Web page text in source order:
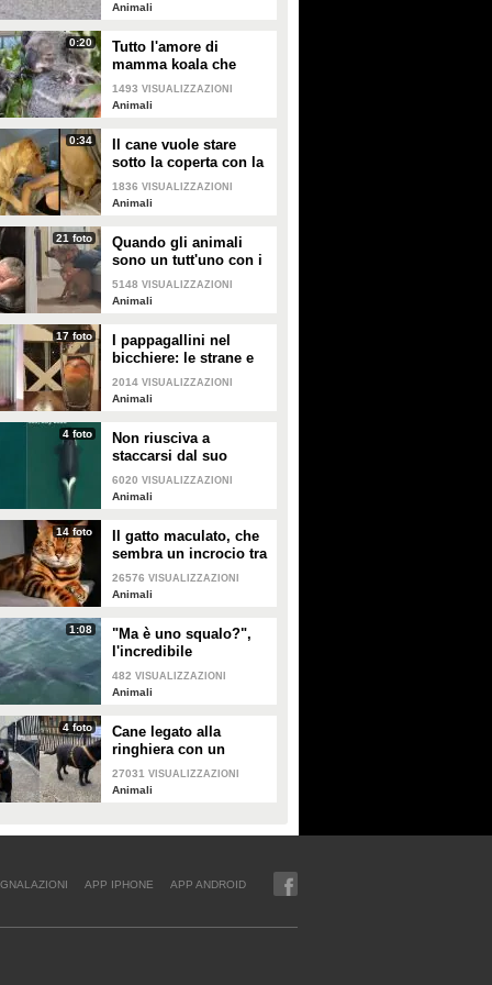
Animali
0:20
Tutto l'amore di
mamma koala che
culla il figlio per farlo
addormentare
1493 VISUALIZZAZIONI
Animali
0:34
Il cane vuole stare
sotto la coperta con la
padrona: lei lo
accontenta
1836 VISUALIZZAZIONI
Animali
21 foto
Quando gli animali
sono un tutt'uno con i
padroni e diventano
inseparabili con loro
5148 VISUALIZZAZIONI
Animali
17 foto
I pappagallini nel
bicchiere: le strane e
divertenti immagini
2014 VISUALIZZAZIONI
Animali
4 foto
Non riusciva a
staccarsi dal suo
cucciolo ormai morto:
ora mamma orca è di
6020 VISUALIZZAZIONI
Animali
14 foto
Il gatto maculato, che
sembra un incrocio tra
una tigre e un leopardo
26576 VISUALIZZAZIONI
Animali
1:08
"Ma è uno squalo?",
l'incredibile
avvistamento di una
famiglia in gita in
482 VISUALIZZAZIONI
Animali
4 foto
Cane legato alla
ringhiera con un
guinzaglio: vicino un
biglietto struggente
27031 VISUALIZZAZIONI
Animali
APP IPHONE APP ANDROID